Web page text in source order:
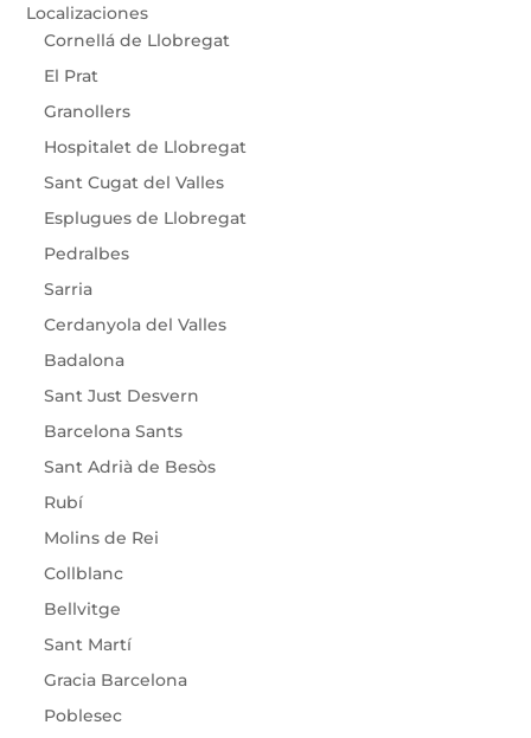
Localizaciones
Cornellá de Llobregat
El Prat
Granollers
Hospitalet de Llobregat
Sant Cugat del Valles
Esplugues de Llobregat
Pedralbes
Sarria
Cerdanyola del Valles
Badalona
Sant Just Desvern
Barcelona Sants
Sant Adrià de Besòs
Rubí
Molins de Rei
Collblanc
Bellvitge
Sant Martí
Gracia Barcelona
Poblesec